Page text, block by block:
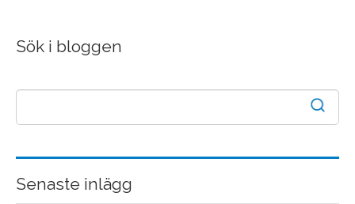
Sök i bloggen
Senaste inlägg